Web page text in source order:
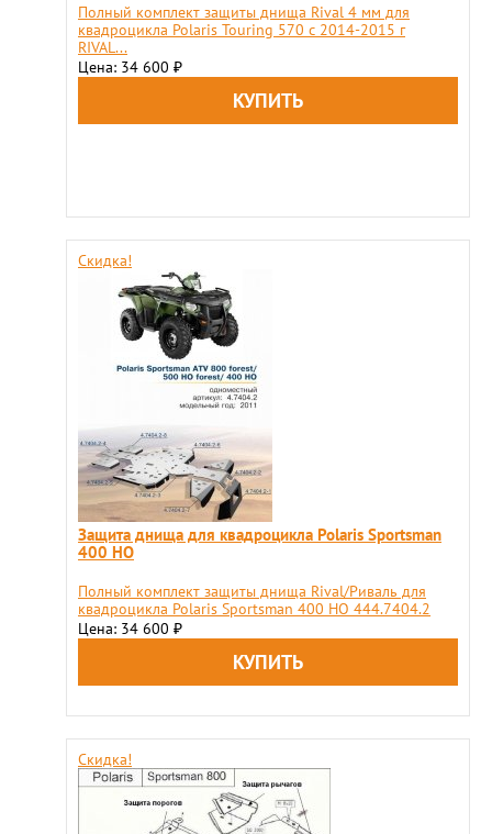
Полный комплект защиты днища Rival 4 мм для
квадроцикла Polaris Touring 570 с 2014-2015 г
RIVAL...
Цена: 34 600 ₽
Скидка!
Защита днища для квадроцикла Polaris Sportsman
400 HO
Полный комплект защиты днища Rival/Риваль для
квадроцикла Polaris Sportsman 400 HO 444.7404.2
Цена: 34 600 ₽
Скидка!